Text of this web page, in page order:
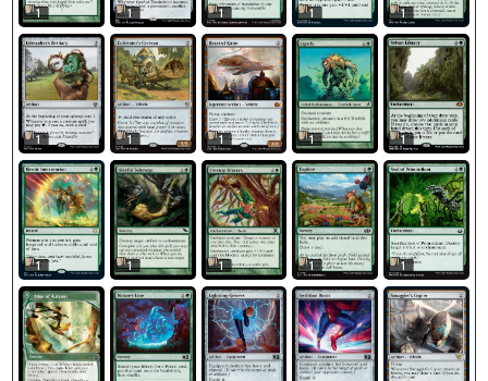
1 1 1 1 1
1 1 1 1 1
1 1 1 1 1